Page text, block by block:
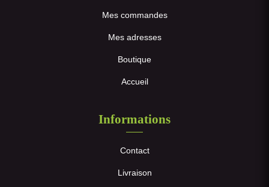
Mes commandes
Mes adresses
Boutique
Accueil
Informations
Contact
Livraison